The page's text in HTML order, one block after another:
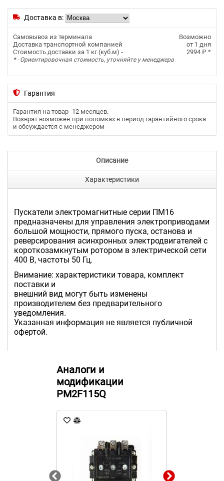
Доставка в:
Самовывоз из терминала
Возможно
Доставка транспортной компанией
от 1 дня
Стоимость доставки за 1 кг (куб.м) -
2994 ₽ *
* - Ориентировочная стоимость, уточняйте у менеджера
Гарантия
Гарантия на товар -12 месяцев.
Возврат возможен при поломках в период гарантийного срока
и обсуждается с менеджером
Описание
Характеристики
Пускатели электромагнитные серии ПМ16
предназначены для управления электроприводами
большой мощности, прямого пуска, останова и
реверсирования асинхронных электродвигателей с
короткозамкнутым ротором в электрической сети
400 В, частоты 50 Гц.
Внимание: характеристики товара, комплект
поставки и
внешний вид могут быть изменены
производителем без предварительного
уведомления.
Указанная информация не является публичной
офертой.
Аналоги и
модификации
PM2F115Q